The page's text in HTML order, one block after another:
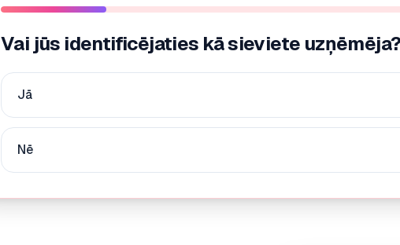
Vai jūs identificējaties kā sieviete uzņēmēja?
Jā
Nē